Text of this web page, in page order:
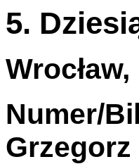
5.
Numer/
Grzegorz